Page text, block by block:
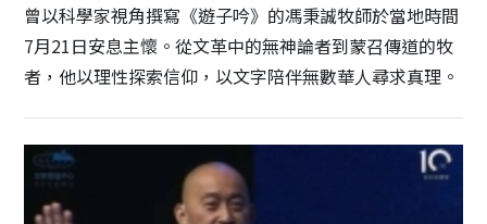
曾以科學家視角撰寫《遊子吟》的馮秉誠牧師於當地時間
7月21日安息主懷。從文革中的無神論者到蒙召傳道的牧
者，他以理性探索信仰，以文字陪伴無數華人尋求真理。